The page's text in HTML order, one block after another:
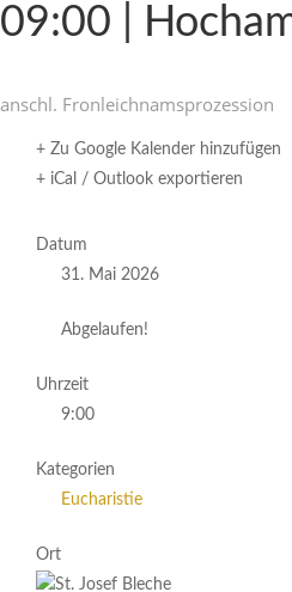
09:00 |
anschl. Fron­leich­nams­pro­zes­sion
+ Zu Google Kalender hinzufügen
+ iCal / Outlook exportieren
Datum
31. Mai 2026
Abgelaufen!
Uhrzeit
9:00
Kategorien
Eucharistie
Ort